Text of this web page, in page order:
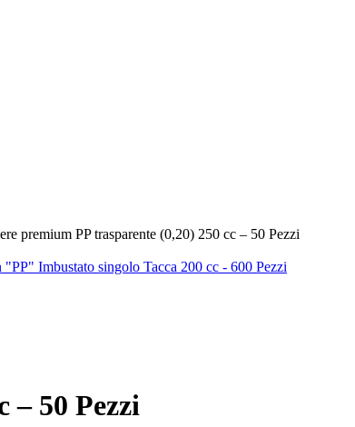
premium PP trasparente (0,20) 250 cc – 50 Pezzi
"PP" Imbustato singolo Tacca 200 cc - 600 Pezzi
– 50 Pezzi